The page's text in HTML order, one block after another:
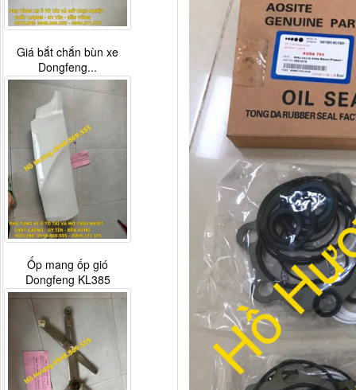
Giá bắt chắn bùn xe
Dongfeng...
Ốp mang ốp gió
Dongfeng KL385